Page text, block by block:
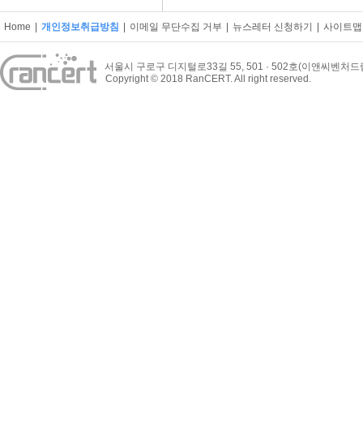
Home 개인정보취급방침 이메일 무단수집 거부 뉴스레터 신청하기 사이트맵
서울시 구로구 디지털로33길 55, 501 · 502호(이앤씨벤처드
Copyright © 2018 RanCERT. All right reserved.